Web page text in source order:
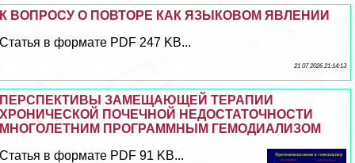
К ВОПРОСУ О ПОВТОРЕ КАК ЯЗЫКОВОМ ЯВЛЕНИИ
Статья в формате PDF 247 KB...
21 07 2026 21:14:13
ПЕРСПЕКТИВЫ ЗАМЕЩАЮЩЕЙ ТЕРАПИИ
ХРОНИЧЕСКОЙ ПОЧЕЧНОЙ НЕДОСТАТОЧНОСТИ
МНОГОЛЕТНИМ ПРОГРАММНЫМ ГЕМОДИАЛИЗОМ
Статья в формате PDF 91 KB...